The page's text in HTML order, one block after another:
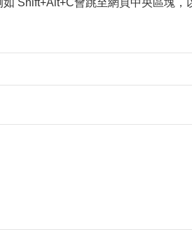
Shift+Alt+C會跳至網頁中央區塊，